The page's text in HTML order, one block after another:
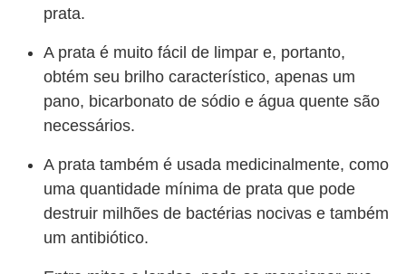
prata.
A prata é muito fácil de limpar e, portanto,
obtém seu brilho característico, apenas um
pano, bicarbonato de sódio e água quente são
necessários.
A prata também é usada medicinalmente, como
uma quantidade mínima de prata que pode
destruir milhões de bactérias nocivas e também
um antibiótico.